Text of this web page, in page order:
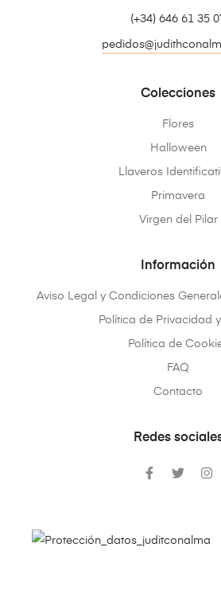
(+34) 646 61 35
Colecciones
Flores
Halloween
Llaveros
Primavera
Virgen del Pilar
Información
Aviso Legal y Condiciones
Política de Privacidad
Política de
FAQ
Contacto
Redes